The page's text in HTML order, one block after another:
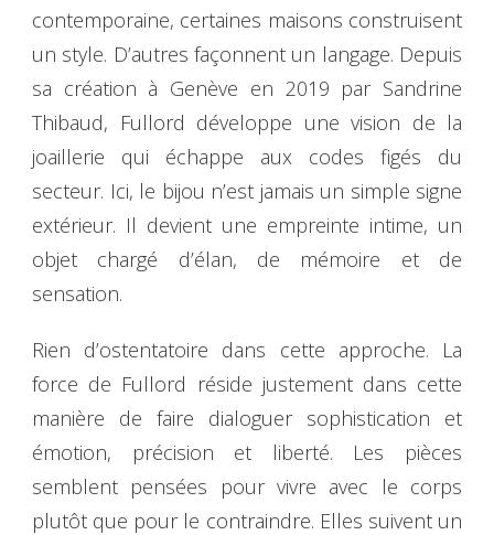
contemporaine, certaines maisons construisent
un style. D’autres façonnent un langage. Depuis
sa création à Genève en 2019 par Sandrine
Thibaud, Fullord développe une vision de la
joaillerie qui échappe aux codes figés du
secteur. Ici, le bijou n’est jamais un simple signe
extérieur. Il devient une empreinte intime, un
objet chargé d’élan, de mémoire et de
sensation.
Rien d’ostentatoire dans cette approche. La
force de Fullord réside justement dans cette
manière de faire dialoguer sophistication et
émotion, précision et liberté. Les pièces
semblent pensées pour vivre avec le corps
plutôt que pour le contraindre. Elles suivent un